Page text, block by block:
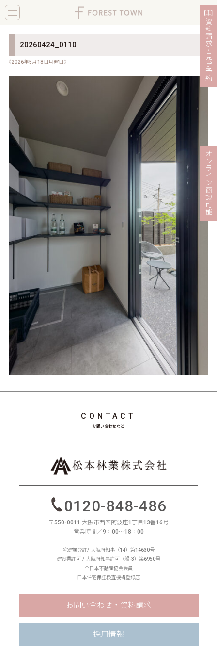
toggle
navigation
20260424_0110
《2026年5月18日月曜日》
CONTACT
お問い合わせなど
0120-848-486
〒550-0011 大阪市西区阿波座1丁目13番16号
営業時間／9：00〜18：00
宅建業免許/ 大阪府知事（14）第14630号
建設業許可 / 大阪府知事許可（般-3）第6950号
全日本不動産協会会員
日本住宅保証検査機構登録店
お問い合わせ・資料請求
採用情報
資
料
請
求
・
見
学
予
約
オ
ン
ラ
イ
ン
商
談
可
能